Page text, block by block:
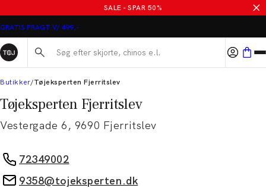
SALE - SPAR 50%
GRATIS FRAGT V/ 499,-
Søg her...
Butikker Tøjeksperten Fjerritslev
Tøjeksperten Fjerritslev
Vestergade 6, 9690 Fjerritslev
72349002
9358@tojeksperten.dk